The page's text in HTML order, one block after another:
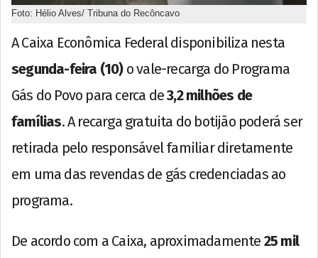
Foto: Hélio Alves/ Tribuna do Recôncavo
A Caixa Econômica Federal disponibiliza nesta
segunda-feira (10)o vale-recarga do Programa
Gás do Povo para cerca de3,2 milhões de
famílias. A recarga gratuita do botijão poderá ser
retirada pelo responsável familiar diretamente
em uma das revendas de gás credenciadas ao
programa.
De acordo com a Caixa, aproximadamente 25 mil